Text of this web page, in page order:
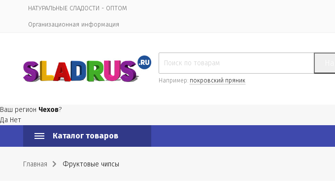
НАТУРАЛЬНЫЕ СЛАДОСТИ - ОПТОМ
Организационная информация
Например: покровский пряник
Ваш регион Чехов?
Да Нет
Каталог товаров
Главная Фруктовые чипсы